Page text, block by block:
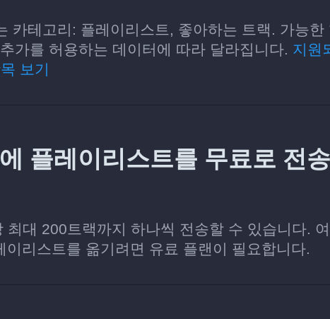
카테고리: 플레이리스트, 좋아하는 트랙. 가능한
가를 허용하는 데이터에 따라 달라집니다. 지원
보기
플레이리스트를 무료로 전
대 200트랙까지 하나씩 전송할 수 있습니다.
리스트를 옮기려면 유료 플랜이 필요합니다.